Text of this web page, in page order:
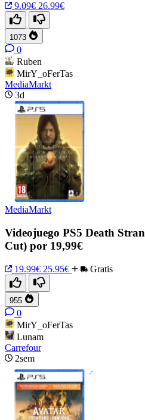
9.09€ 26.99€
1073
0
Ruben
MirY_oFerTas
MediaMarkt
3d
MediaMarkt
Videojuego PS5 Death
Cut) por 19,99€
19.99€ 25.95€ Gratis
955
0
MirY_oFerTas
Lunam
Carrefour
2sem